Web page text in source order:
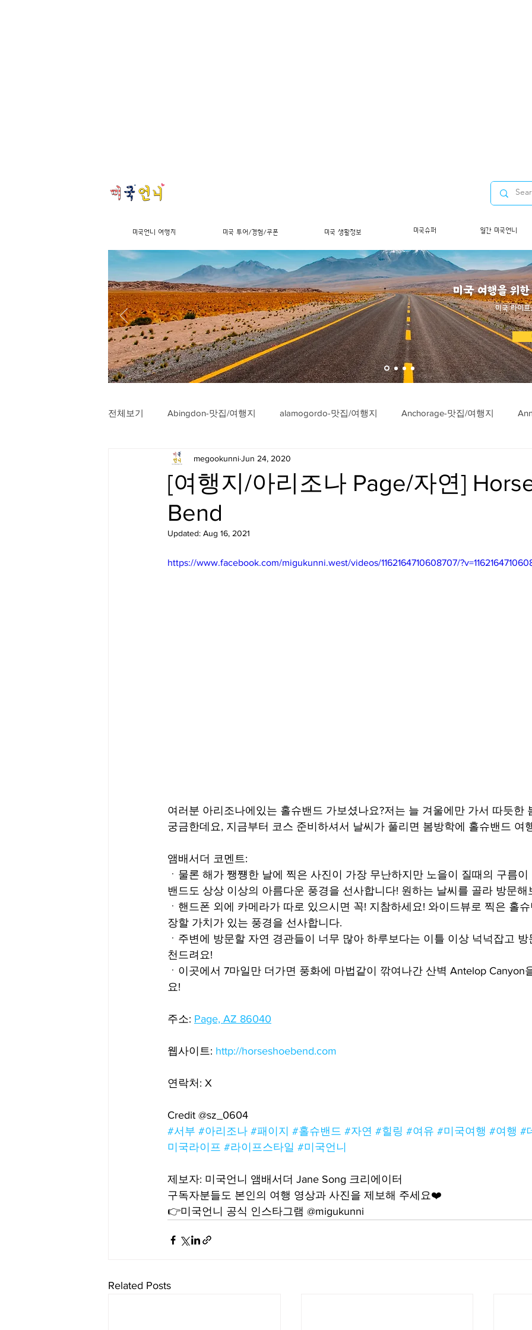
미국 여행을 위
미국 라이
전체보기 Abingdon-맛집/여행지 alamogordo-맛집/여행지 Anchorage-맛집/여행지
Arlington-맛집/여행지 Arlington-맛집/여행지
Badlands-맛집/여행지
[여행지/아리조나 Page/자연]
Bend
megookunniJun 24, 2020
Updated: Aug 16, 2021
https://www.facebook.com/migukunni.west/videos/1162164710608707/
여러분 아리조나에있는 홀슈밴드 가보셨나요?저는 늘 겨울에만 가서 따듯한
궁금한데요, 지금부터 코스 준비하셔서 날씨가 풀리면 봄방학에 홀슈밴드 여
앰배서더 코멘트:
ㆍ물론 해가 쨍쩅한 날에 찍은 사진이 가장 무난하지만 노을이 질때의 구름
밴드도 상상 이상의 아름다운 풍경을 선사합니다! 원하는 날씨를 골라 방문해
ㆍ핸드폰 외에 카메라가 따로 있으시면 꼭! 지참하세요! 와이드뷰로 찍은 홀
장할 가치가 있는 풍경을 선사합니다.
ㆍ주변에 방문할 자연 경관들이 너무 많아 하루보다는 이틀 이상 넉넉잡고
천드려요!
ㆍ이곳에서 7마일만 더가면 풍화에 마법같이 깎여나간 산벽 Antelop Canyon
요!
주소: Page, AZ 86040
웹사이트: http://horseshoebend.com
연락처: X
Credit @sz_0604
#서부 #아리조나 #패이지 #홀슈밴드 #자연 #힐링 #여유 #미국여행 #여행 #
미국라이프 #라이프스타일 #미국언니
제보자: 미국언니 앰배서더 Jane Song 크리에이터
구독자분들도 본인의 여행 영상과 사진을 제보해 주세요❤️
👉미국언니 공식 인스타그램 @migukunni
Related Posts
미국언니 여행지 미국 투어/경험/쿠폰 미국 생활정보 미국슈퍼 월간 미국언니